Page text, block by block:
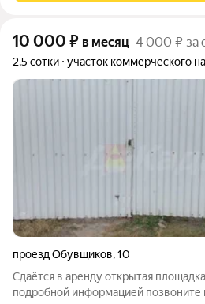
10 000 ₽ в месяц 4 000 ₽ за
2,5 сотки участок коммерческого
проезд Обувщиков,10
Сдаётся в аренду открытая
подробной информацией позвоните